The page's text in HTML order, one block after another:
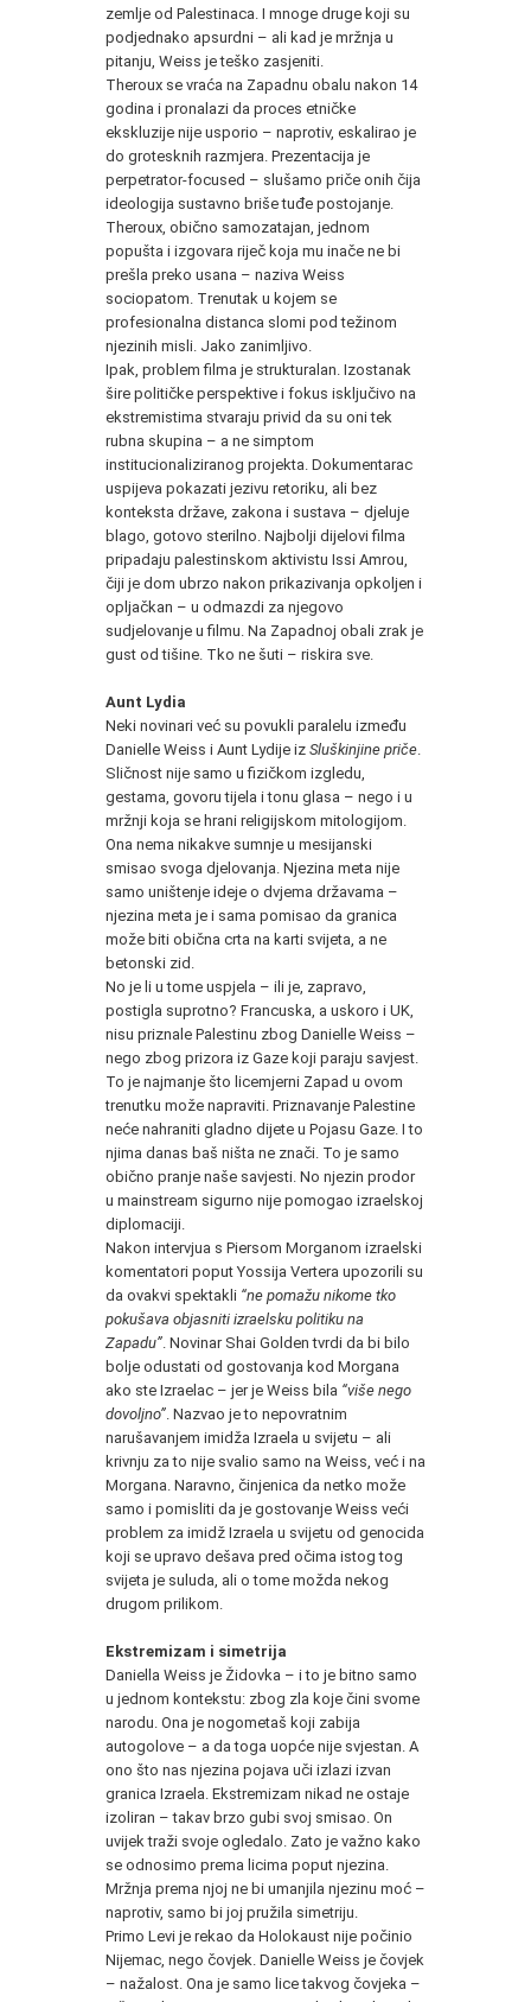
zemlje od Palestinaca. I mnoge druge koji su
podjednako apsurdni – ali kad je mržnja u
pitanju, Weiss je teško zasjeniti.
Theroux se vraća na Zapadnu obalu nakon 14
godina i pronalazi da proces etničke
ekskluzije nije usporio – naprotiv, eskalirao je
do grotesknih razmjera. Prezentacija je
perpetrator‑focused – slušamo priče onih čija
ideologija sustavno briše tuđe postojanje.
Theroux, obično samozatajan, jednom
popušta i izgovara riječ koja mu inače ne bi
prešla preko usana – naziva Weiss
sociopatom. Trenutak u kojem se
profesionalna distanca slomi pod težinom
njezinih misli. Jako zanimljivo.
Ipak, problem filma je strukturalan. Izostanak
šire političke perspektive i fokus isključivo na
ekstremistima stvaraju privid da su oni tek
rubna skupina – a ne simptom
institucionaliziranog projekta. Dokumentarac
uspijeva pokazati jezivu retoriku, ali bez
konteksta države, zakona i sustava – djeluje
blago, gotovo sterilno. Najbolji dijelovi filma
pripadaju palestinskom aktivistu Issi Amrou,
čiji je dom ubrzo nakon prikazivanja opkoljen i
opljačkan – u odmazdi za njegovo
sudjelovanje u filmu. Na Zapadnoj obali zrak je
gust od tišine. Tko ne šuti – riskira sve.
Aunt Lydia
Neki novinari već su povukli paralelu između
Danielle Weiss i Aunt Lydije iz Sluškinjine priče
Sličnost nije samo u fizičkom izgledu,
gestama, govoru tijela i tonu glasa – nego i u
mržnji koja se hrani religijskom mitologijom.
Ona nema nikakve sumnje u mesijanski
smisao svoga djelovanja. Njezina meta nije
samo uništenje ideje o dvjema državama –
njezina meta je i sama pomisao da granica
može biti obična crta na karti svijeta, a ne
betonski zid.
No je li u tome uspjela – ili je, zapravo,
postigla suprotno? Francuska, a uskoro i UK,
nisu priznale Palestinu zbog Danielle Weiss –
nego zbog prizora iz Gaze koji paraju savjest.
To je najmanje što licemjerni Zapad u ovom
trenutku može napraviti. Priznavanje Palestine
neće nahraniti gladno dijete u Pojasu Gaze. I to
njima danas baš ništa ne znači. To je samo
obično pranje naše savjesti. No njezin prodor
u mainstream sigurno nije pomogao izraelskoj
diplomaciji.
Nakon intervjua s Piersom Morganom izraelski
komentatori poput Yossija Vertera upozorili su
da ovakvi spektakli “ne pomažu nikome tko
pokušava objasniti izraelsku politiku na
Zapadu” . Novinar Shai Golden tvrdi da bi bilo
bolje odustati od gostovanja kod Morgana
ako ste Izraelac – jer je Weiss bila “više nego
dovoljno” . Nazvao je to nepovratnim
narušavanjem imidža Izraela u svijetu – ali
krivnju za to nije svalio samo na Weiss, već i na
Morgana. Naravno, činjenica da netko može
samo i pomisliti da je gostovanje Weiss veći
problem za imidž Izraela u svijetu od genocida
koji se upravo dešava pred očima istog tog
svijeta je suluda, ali o tome možda nekog
drugom prilikom.
Ekstremizam i simetrija
Daniella Weiss je Židovka – i to je bitno samo
u jednom kontekstu: zbog zla koje čini svome
narodu. Ona je nogometaš koji zabija
autogolove – a da toga uopće nije svjestan. A
ono što nas njezina pojava uči izlazi izvan
granica Izraela. Ekstremizam nikad ne ostaje
izoliran – takav brzo gubi svoj smisao. On
uvijek traži svoje ogledalo. Zato je važno kako
se odnosimo prema licima poput njezina.
Mržnja prema njoj ne bi umanjila njezinu moć –
naprotiv, samo bi joj pružila simetriju.
Primo Levi je rekao da Holokaust nije počinio
Nijemac, nego čovjek. Danielle Weiss je čovjek
– nažalost. Ona je samo lice takvog čovjeka –